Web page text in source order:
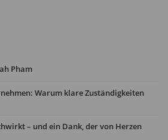
Pham
Warum klare Zuständigkeiten
– und ein Dank, der von Herzen